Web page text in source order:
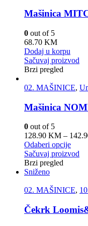
Mašinica
0 out of 5
68.70 KM
Dodaj u korpu
Sačuvaj proizvod
Brzi pregled
02. MAŠINICE,
Mašinica
0 out of 5
128.90 KM –
Odaberi opcije
Sačuvaj proizvod
Brzi pregled
Sniženo
02. MAŠINICE,
Čekrk